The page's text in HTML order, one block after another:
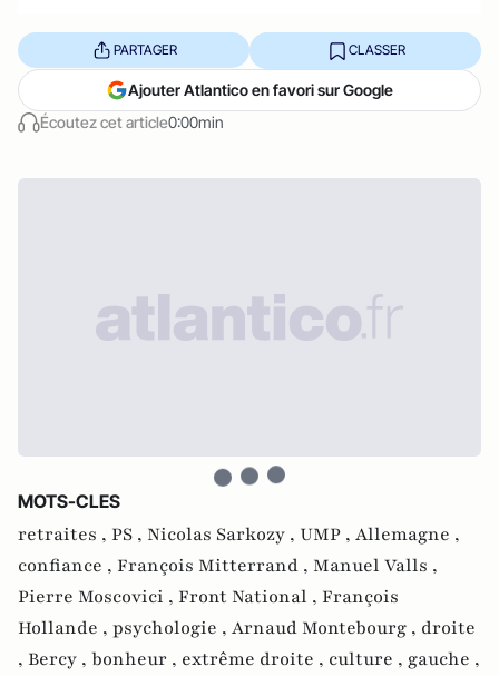
Écoutez cet article0:00min
PARTAGER CLASSER
Ajouter Atlantico en favori sur Google
MOTS-CLES
retraites , PS , Nicolas Sarkozy , UMP , Allemagne ,
confiance , François Mitterrand , Manuel Valls ,
Pierre Moscovici , Front National , François
Hollande , psychologie , Arnaud Montebourg , droite
, Bercy , bonheur , extrême droite , culture , gauche ,